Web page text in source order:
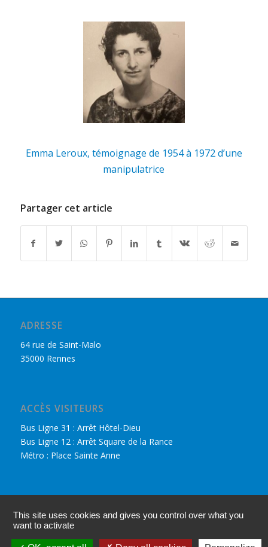
Emma Leroux, témoignage de 1954 à 1972 d’une
manipulatrice
Partager cet article
ADRESSE
64 rue de Saint-Malo
35000 Rennes
ACCÈS VISITEURS
Bus Ligne 31 : Arrêt Hôtel-Dieu
Bus Ligne 12 : Arrêt Square de la Rance
Métro : Place Sainte Anne
Nous retrouver sur Facebook
Accès adhérents
This site uses cookies and gives you control over what you
want to activate